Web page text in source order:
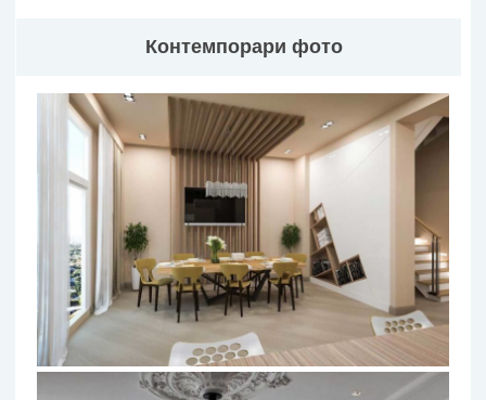
Контемпорари фото